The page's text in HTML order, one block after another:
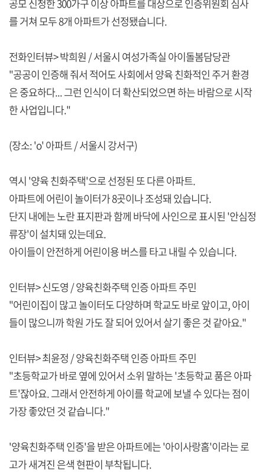
공모 신청한 300가구 이상 아파트를 대상으로 인증위원회 심사
를 거쳐 모두 8개 아파트가 선정됐습니다.
전화인터뷰> 박희원 / 서울시 여성가족실 아이돌봄담당관
"공공이 인증해 줘서 적어도 사회에서 양육 친화적인 주거 환경
은 중요하다... 그런 인식이 더 확산되었으면 하는 바람으로 시작
한 사업입니다."
(장소: 'o' 아파트 / 서울시 강서구)
역시 '양육 친화주택'으로 선정된 또 다른 아파트.
아파트에 어린이 놀이터가 8곳이나 조성돼 있습니다.
단지 내에는 노란 표지판과 함께 바닥에 사인으로 표시된 '안심정
류장'이 설치돼 있는데요.
아이들이 안전하게 어린이용 버스를 타고 내릴 수 있습니다.
인터뷰> 신도영 / 양육친화주택 인증 아파트 주민
"어린이집이 많고 놀이터도 다양하며 학교도 바로 앞이고, 아이
들이 많으니까 학원 가도 잘 되어 있어서 살기 좋은 것 같아요."
인터뷰> 최윤정 / 양육친화주택 인증 아파트 주민
"초등학교가 바로 옆에 있어서 소위 말하는 '초등학교 품은 아파
트'잖아요. 그래서 안전하게 아이를 학교에 보낼 수 있다는 점이
가장 좋았던 것 같습니다."
'양육친화주택 인증'을 받은 아파트에는 '아이사랑홈'이라는 로
고가 새겨진 은색 현판이 부착됩니다.